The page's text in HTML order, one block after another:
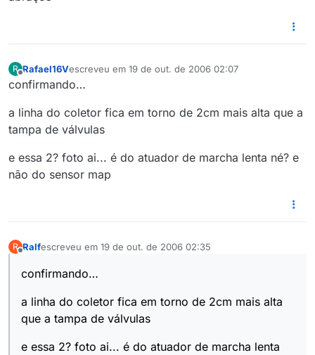
R
Offline
Rafael16Vescreveu em 19 de out. de 2006 02:07
última edição por
confirmando…
a linha do coletor fica em torno de 2cm mais alta que a
tampa de válvulas
e essa 2? foto ai... é do atuador de marcha lenta né? e
não do sensor map
R Ralfescreveu em 19 de out. de 2006 02:35
última edição por
confirmando…
a linha do coletor fica em torno de 2cm mais alta
que a tampa de válvulas
e essa 2? foto ai... é do atuador de marcha lenta